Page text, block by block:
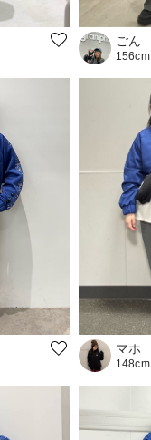
ごん
156cm
マホ
148cm